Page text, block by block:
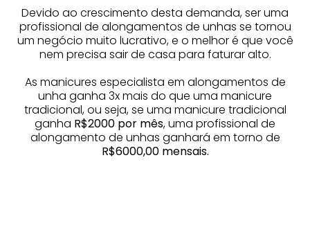
Devido ao crescimento desta demanda, ser uma
profissional de alongamentos de unhas se tornou
um negócio muito lucrativo, e o melhor é que você
nem precisa sair de casa para faturar alto.
As manicures especialista em alongamentos de
unha ganha 3x mais do que uma manicure
tradicional, ou seja, se uma manicure tradicional
ganha R$2000 por mês, uma profissional de
alongamento de unhas ganhará em torno de
R$6000,00 mensais.